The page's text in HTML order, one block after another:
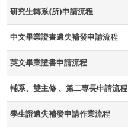
研究生轉系(所)申請流程
中文畢業證書遺失補發申請流程
英文畢業證書申請流程
輔系、雙主修 、第二專長申請流程
學生證遺失補發申請作業流程